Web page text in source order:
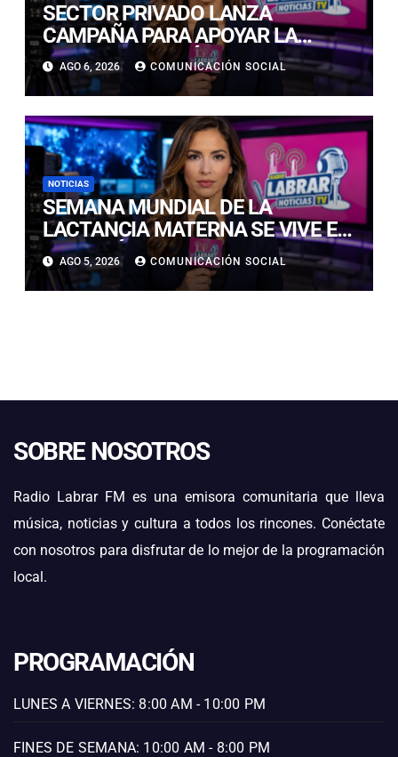
SECTOR PRIVADO LANZA
CAMPAÑA PARA APOYAR LA
RECONSTRUCCIÓN DE FAMILIAS
AFECTADAS POR EL SISTEMA
FRONTAL EN ATACAMA
AGO 6, 2026 COMUNICACIÓN SOCIAL
NOTICIAS
SEMANA MUNDIAL DE LA
LACTANCIA MATERNA SE VIVE EN
COPIAPÓ CON FERIA EDUCATIVA
ABIERTA A LA COMUNIDAD
AGO 5, 2026 COMUNICACIÓN SOCIAL
SOBRE NOSOTROS
Radio Labrar FM es una emisora comunitaria que lleva
música, noticias y cultura a todos los rincones. Conéctate
con nosotros para disfrutar de lo mejor de la programación
local.
PROGRAMACIÓN
LUNES A VIERNES: 8:00 AM - 10:00 PM
FINES DE SEMANA: 10:00 AM - 8:00 PM